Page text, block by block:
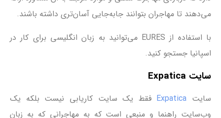
می‌دهند تا مهاجران بتوانند جابه‌جایی آسان‌تری داشته باشند.
با استفاده از EURES می‌توانید به زبان انگلیسی برای کار در
اسپانیا جستجو کنید.
سایت Expatica
سایت Expatica فقط یک سایت کاریابی نیست بلکه یک
وب‌سایت راهنما و منبعی است که به مهاجرانی که به زبان